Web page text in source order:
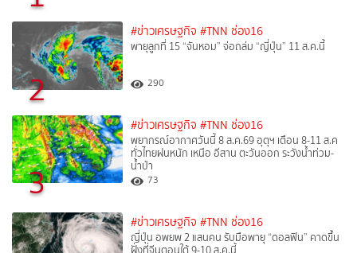
2
#ข่าวเศรษฐกิจ #TNN ช่อง16
พายุลูกที่ 15 “จันหอม” จ่อถล่ม “ญี่ปุ่น” 11 ส.ค.นี้
290
3
#ข่าวเศรษฐกิจ #TNN ช่อง16
พยากรณ์อากาศวันนี้ 8 ส.ค.69 อุตุฯ เตือน 8-11 ส.ค
ทั่วไทยฝนหนัก เหนือ อีสาน ตะวันออก ระวังน้ำท่วม-
น้ำป่า
73
#ข่าวเศรษฐกิจ #TNN ช่อง16
ญี่ปุ่น อพยพ 2 แสนคน รับมือพายุ “ดอลฟิน” คาดขึ้น